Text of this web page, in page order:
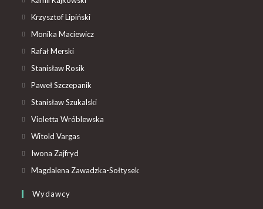
Krzysztof Lipiński
Monika Maciewicz
Rafał Merski
Stanisław Rosik
Paweł Szczepanik
Stanisław Szukalski
Violetta Wróblewska
Witold Vargas
Iwona Zajfryd
Magdalena Zawadzka-Sołtysek
Wydawcy